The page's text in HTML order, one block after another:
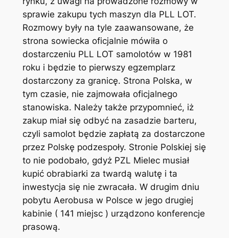
sprawie zakupu tych maszyn dla PLL LOT.
Rozmowy były na tyle zaawansowane, że
strona sowiecka oficjalnie mówiła o
dostarczeniu PLL LOT samolotów w 1981
roku i będzie to pierwszy egzemplarz
dostarczony za granicę. Strona Polska, w
tym czasie, nie zajmowała oficjalnego
stanowiska. Należy także przypomnieć, iż
zakup miał się odbyć na zasadzie barteru,
czyli samolot będzie zapłatą za dostarczone
przez Polskę podzespoły. Stronie Polskiej się
to nie podobało, gdyż PZL Mielec musiał
kupić obrabiarki za twardą walutę i ta
inwestycja się nie zwracała. W drugim dniu
pobytu Aerobusa w Polsce w jego drugiej
kabinie ( 141 miejsc ) urządzono konferencje
prasową.